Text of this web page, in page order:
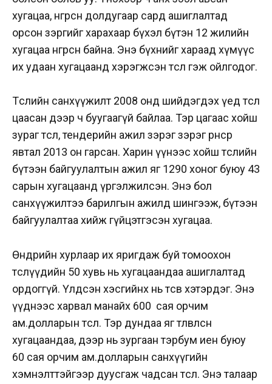
хугацаа, өнгөрсөн долдугаар сард ашиглалтад
орсон зэргийг харахаар бүхэл бүтэн 12 жилийн
хугацаа өнгөрсөн байна. Энэ бүхнийг хараад хүмүүс
их удаан хугацаанд хэрэгжсэн төсөл гэж ойлгодог.
Төслийн санхүүжилт 2008 онд шийдэгдэх үед төсөл
цаасан дээр ч буугаагүй байлаа. Тэр цагаас хойш
зураг төсөл, тендерийн ажил зэрэг зэрэг өрнөсөөр
явтал 2013 он гарсан. Харин үүнээс хойш төслийн
бүтээн байгуулалтын ажил яг 1290 хоног буюу 43
сарын хугацаанд үргэлжилсэн. Энэ бол
санхүүжилтээ барилгын ажилд шингээж, бүтээн
байгуулалтаа хийж гүйцэтгэсэн хугацаа.
Өнөөдрийн хурлаар их яригдаж буй томоохон
төслүүдийн 50 хувь нь хугацаандаа ашиглалтад
ордоггүй. Үлдсэн хэсгийнх нь төсөв хэтэрдэг. Энэ
үүднээс харвал манайх 600 сая орчим
ам.долларын төсөл. Тэр дундаа яг төлөвлөсөн
хугацаандаа, дээр нь зургаан тэрбум иен буюу
60 сая орчим ам.долларын санхүүгийн
хэмнэлттэйгээр дуусгаж чадсан төсөл. Энэ талаар